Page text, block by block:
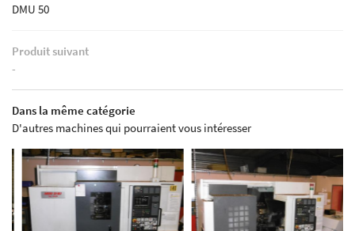
DMU 50
Produit suivant
-
Dans la même catégorie
D'autres machines qui pourraient vous intéresser